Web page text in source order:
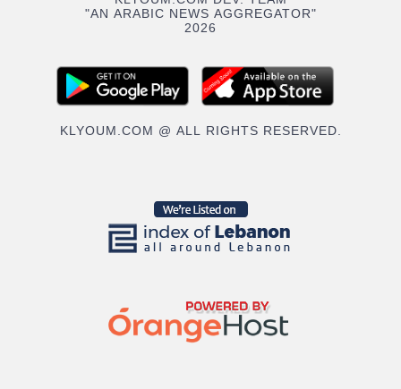
"AN ARABIC NEWS AGGREGATOR"
2026
KLYOUM.COM @ ALL RIGHTS RESERVED.